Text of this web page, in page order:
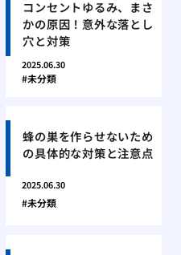
コンセントゆるみ、まさ
かの原因！意外な落とし
穴と対策
2025.06.30
未分類
蜂の巣を作らせないため
の具体的な対策と注意点
2025.06.30
未分類